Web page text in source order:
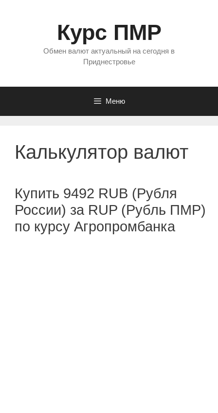
Курс ПМР
Обмен валют актуальный на сегодня в
Приднестровье
Меню
Калькулятор валют
Купить 9492 RUB (Рубля
России) за RUP (Рубль ПМР)
по курсу Агропромбанка